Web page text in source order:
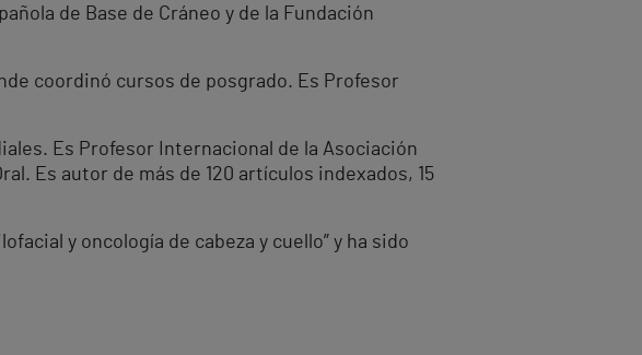
de Base de Cráneo y de la Fundación
coordinó cursos de posgrado. Es Profesor
Es Profesor Internacional de la Asociación
Es autor de más de 120 artículos indexados, 15
y oncología de cabeza y cuello” y ha sido